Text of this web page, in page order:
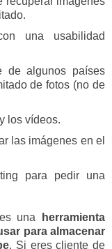
una usabilidad
de algunos países
de fotos (no de
los vídeos.
las imágenes en el
para pedir una
una
herramienta
para almacenar
. Si eres cliente de